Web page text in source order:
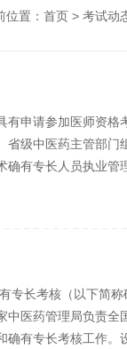
位置： 首页> 考试动
有申请参加医师资格
级中医药主管部门
确有专长人员执业管
负责本行政区域内
专长考核（以下简称
中医药管理局负责全
确有专长考核工作。